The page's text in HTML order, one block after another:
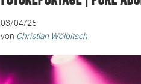
03/04/25
von Christian Wölbitsch